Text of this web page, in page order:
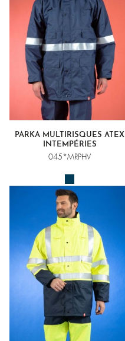
PARKA MULTIRISQUES ATEX
INTEMPÉRIES
045*MRPHV